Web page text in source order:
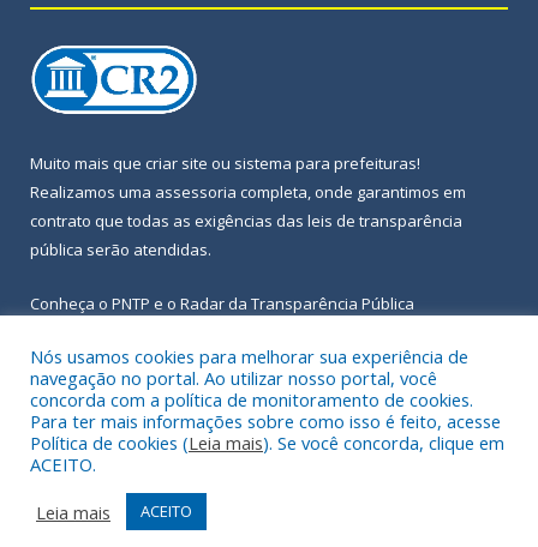
Muito mais que criar site ou sistema para prefeituras!
Realizamos uma assessoria completa, onde garantimos em
contrato que todas as exigências das leis de transparência
pública serão atendidas.
Conheça o PNTP e o Radar da Transparência Pública
Todos os direitos reservados a Prefeitura Municipal de Igarapé-
Açu.
Frequência Online
Acessar Área Administrativa
Nós usamos cookies para melhorar sua experiência de
navegação no portal. Ao utilizar nosso portal, você
concorda com a política de monitoramento de cookies.
Para ter mais informações sobre como isso é feito, acesse
Política de cookies (Leia mais). Se você concorda, clique em
ACEITO.
Leia mais
ACEITO